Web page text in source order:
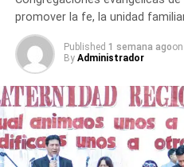
promover la fe, la unidad
Published 1 semana agoon
By Administrador